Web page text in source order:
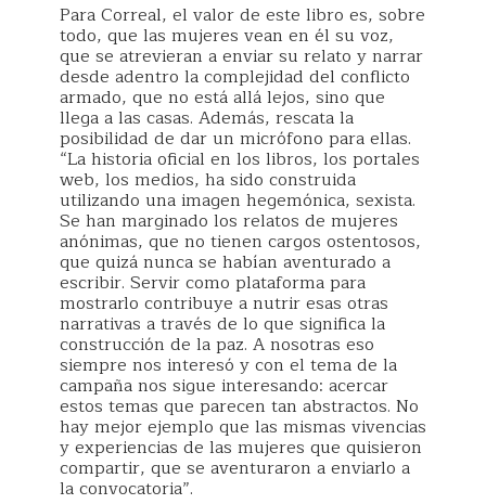
Para Correal, el valor de este libro es, sobre
todo, que las mujeres vean en él su voz,
que se atrevieran a enviar su relato y narrar
desde adentro la complejidad del conflicto
armado, que no está allá lejos, sino que
llega a las casas. Además, rescata la
posibilidad de dar un micrófono para ellas.
“La historia oficial en los libros, los portales
web, los medios, ha sido construida
utilizando una imagen hegemónica, sexista.
Se han marginado los relatos de mujeres
anónimas, que no tienen cargos ostentosos,
que quizá nunca se habían aventurado a
escribir. Servir como plataforma para
mostrarlo contribuye a nutrir esas otras
narrativas a través de lo que significa la
construcción de la paz. A nosotras eso
siempre nos interesó y con el tema de la
campaña nos sigue interesando: acercar
estos temas que parecen tan abstractos. No
hay mejor ejemplo que las mismas vivencias
y experiencias de las mujeres que quisieron
compartir, que se aventuraron a enviarlo a
la convocatoria”.